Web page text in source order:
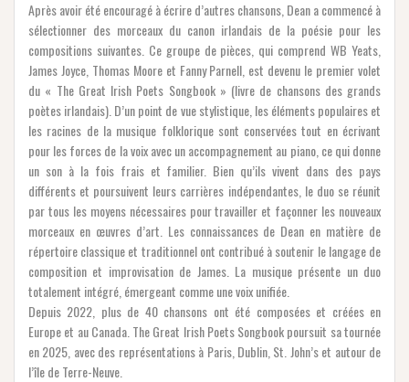
Après avoir été encouragé à écrire d’autres chansons, Dean a commencé à
sélectionner des morceaux du canon irlandais de la poésie pour les
compositions suivantes. Ce groupe de pièces, qui comprend WB Yeats,
James Joyce, Thomas Moore et Fanny Parnell, est devenu le premier volet
du « The Great Irish Poets Songbook » (livre de chansons des grands
poètes irlandais). D’un point de vue stylistique, les éléments populaires et
les racines de la musique folklorique sont conservées tout en écrivant
pour les forces de la voix avec un accompagnement au piano, ce qui donne
un son à la fois frais et familier. Bien qu’ils vivent dans des pays
différents et poursuivent leurs carrières indépendantes, le duo se réunit
par tous les moyens nécessaires pour travailler et façonner les nouveaux
morceaux en œuvres d’art. Les connaissances de Dean en matière de
répertoire classique et traditionnel ont contribué à soutenir le langage de
composition et improvisation de James. La musique présente un duo
totalement intégré, émergeant comme une voix unifiée.
Depuis 2022, plus de 40 chansons ont été composées et créées en
Europe et au Canada. The Great Irish Poets Songbook poursuit sa tournée
en 2025, avec des représentations à Paris, Dublin, St. John’s et autour de
l’île de Terre-Neuve.